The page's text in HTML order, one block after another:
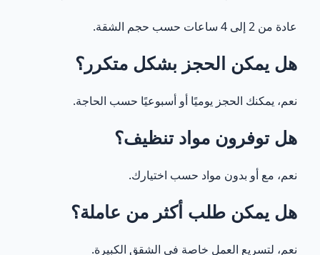
عادة من 2 إلى 4 ساعات حسب حجم الشقة.
هل يمكن الحجز بشكل متكرر؟
نعم، يمكنك الحجز يوميًا أو أسبوعيًا حسب الحاجة.
هل توفرون مواد تنظيف؟
نعم، مع أو بدون مواد حسب اختيارك.
هل يمكن طلب أكثر من عاملة؟
نعم، لتسريع العمل خاصة في الشقق الكبيرة.